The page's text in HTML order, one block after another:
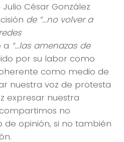
César González
de “…no volver a
a “…las amenazas de
por su labor como
como medio de
nuestra voz de protesta
expresar nuestra
no
de opinión, si no también